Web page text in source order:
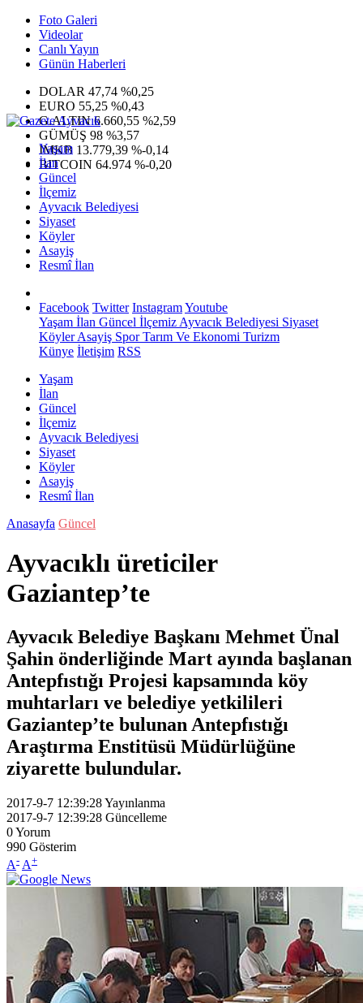
Foto Galeri
Videolar
Canlı Yayın
Günün Haberleri
DOLAR 47,74 %0,25
EURO 55,25 %0,43
G.ALTIN6.660,55 %2,59
GÜMÜŞ 98 %3,57
IMKB 13.779,39 %-0,14
BITCOIN 64.974 %-0,20
Yaşam
İlan
Güncel
İlçemiz
Ayvacık Belediyesi
Siyaset
Köyler
Asayiş
Resmî İlan
Facebook Twitter InstagramYoutube
Yaşam İlan Güncel İlçemiz Ayvacık Belediyesi Siyaset
KöylerAsayiş SporTarım Ve Ekonomi Turizm
Künye İletişim RSS
Yaşam
İlan
Güncel
İlçemiz
Ayvacık Belediyesi
Siyaset
Köyler
Asayiş
Resmî İlan
Anasayfa Güncel
Ayvacıklı üreticiler
Gaziantep’te
Ayvacık Belediye Başkanı Mehmet Ünal
Şahin önderliğinde Mart ayında başlanan
Antepfıstığı Projesi kapsamında köy
muhtarları ve belediye yetkilileri
Gaziantep’te bulunan Antepfıstığı
Araştırma Enstitüsü Müdürlüğüne
ziyarette bulundular.
2017-9-7 12:39:28Yayınlanma
2017-9-7 12:39:28 Güncelleme
0Yorum
990 Gösterim
A- A+